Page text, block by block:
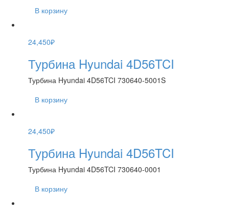
В корзину
24,450₽
Турбина Hyundai 4D56TCI
Турбина Hyundai 4D56TCI 730640-5001S
В корзину
24,450₽
Турбина Hyundai 4D56TCI
Турбина Hyundai 4D56TCI 730640-0001
В корзину